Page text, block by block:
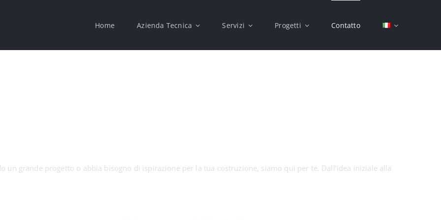
Home Azienda Tecnica Servizi Progetti Contatto
un grande progetto o abbia bisogno di ispirazione per la tua costruzione, siamo qui per te. Dall’idea iniziale alla